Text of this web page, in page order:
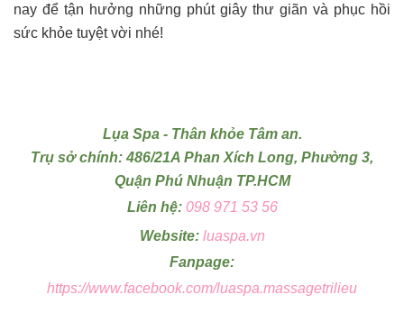
nay để tận hưởng những phút giây thư giãn và phục hồi
sức khỏe tuyệt vời nhé!
Lụa Spa - Thân khỏe Tâm an.
Trụ sở chính: 486/21A Phan Xích Long, Phường 3,
Quận Phú Nhuận TP.HCM
Liên hệ: 098 971 53 56
Website: luaspa.vn
Fanpage:
https://www.facebook.com/luaspa.massagetrilieu